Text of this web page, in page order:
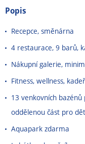
Popis
Recepce, směnárna
4 restaurace, 9 barů,
Nákupní galerie,
Fitness, wellness,
13 venkovních
oddělenou část pro
Aquapark zdarma